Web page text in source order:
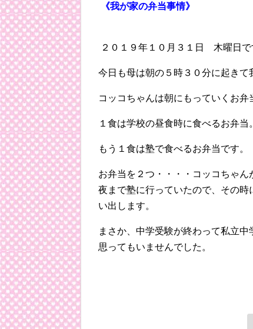
《我が家の弁当事情》
２０１９年１０月３１日 木曜日で
今日も母は朝の５時３０分に起きて
コッコちゃんは朝にもっていくお弁
１食は学校の昼食時に食べるお弁当。
もう１食は塾で食べるお弁当です。
お弁当を２つ・・・・コッコちゃ
夜まで塾に行っていたので、その
い出します。
まさか、中学受験が終わって私立
思ってもいませんでした。